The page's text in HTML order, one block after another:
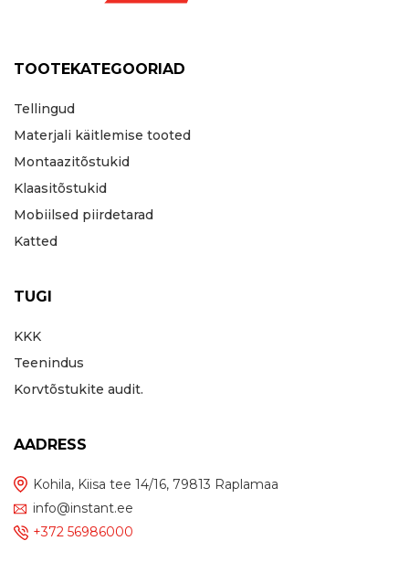
TOOTEKATEGOORIAD
Tellingud
Materjali käitlemise tooted
Montaazitõstukid
Klaasitõstukid
Mobiilsed piirdetarad
Katted
TUGI
KKK
Teenindus
Korvtõstukite audit.
AADRESS
Kohila, Kiisa tee 14/16, 79813 Raplamaa
info@instant.ee
+372 56986000